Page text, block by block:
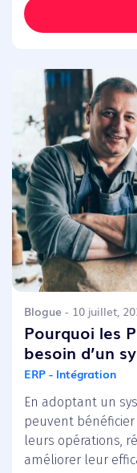
Blogue - 10 juillet,
Pourquoi les
besoin d’un
ERP - Intégration
En adoptant un
peuvent
leurs opérations,
améliorer leur